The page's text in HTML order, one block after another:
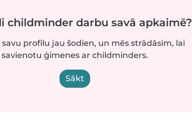
childminder darbu savā apkaimē?
savu profilu jau šodien, un mēs strādāsim, lai
savienotu ģimenes ar childminders.
Sākt